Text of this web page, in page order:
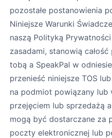
pozostałe postanowienia
Niniejsze Warunki
naszą Polityką
zasadami, stanowią
tobą a SpeakPal w
przenieść niniejsze TOS
na podmiot powiązany lub
przejęciem lub sprzedażą
mogą być dostarczane za
poczty elektronicznej lub